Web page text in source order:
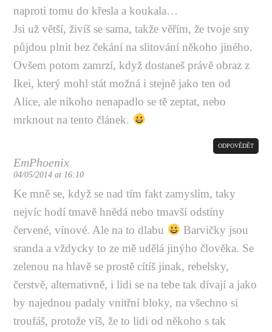
naproti tomu do křesla a koukala…
Jsi už větší, živíš se sama, takže věřím, že tvoje sny
půjdou plnit bez čekání na slitování někoho jiného.
Ovšem potom zamrzí, když dostaneš právě obraz z
Ikei, který mohl stát možná i stejně jako ten od
Alice, ale nikoho nenapadlo se tě zeptat, nebo
mrknout na tento článek.
EmPhoenix
04/05/2014 at 16:10
ODPOVĚDĚT
Ke mně se, když se nad tím fakt zamyslím, taky
nejvíc hodí tmavě hnědá nebo tmavší odstíny
červené, vínové. Ale na to dlabu
Barvičky jsou
sranda a vždycky to ze mě udělá jinýho člověka. Se
zelenou na hlavě se prostě cítíš jinak, rebelsky,
čerstvě, alternativně, i lidi se na tebe tak dívají a jako
by najednou padaly vnitřní bloky, na všechno si
troufáš, protože víš, že to lidi od někoho s tak